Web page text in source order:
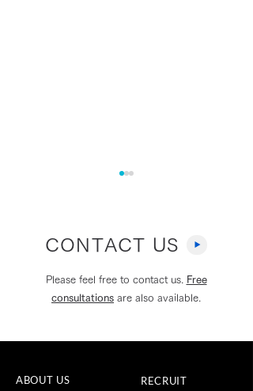
NABLAS、音声の会話内
CONTACT US
Please feel free to contact us. Free
consultations are also available.
ABOUT US RECRUIT